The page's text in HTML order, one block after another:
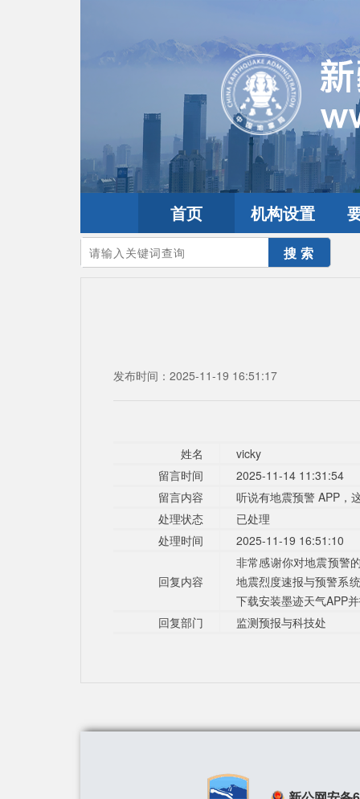
首页 机构设置
您的当前位置：首页>互动交流
发布时间：2025-11-19 16:51:17
姓名
vicky
留言时间
2025-11-14 11:31:54
留言内容
听说有地震预警 APP，
处理状态
已处理
处理时间
2025-11-19 16:51:10
回复内容
非常感谢你对地震预警
地震烈度速报与预警系
下载安装墨迹天气APP
回复部门
监测预报与科技处